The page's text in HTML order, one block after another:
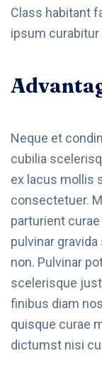
Class habitant
ipsum
Neque et
cubilia
ex lacus mollis
consectetuer.
parturient
pulvinar
non. Pulvinar
scelerisque
finibus diam
quisque curae
dictumst nisi